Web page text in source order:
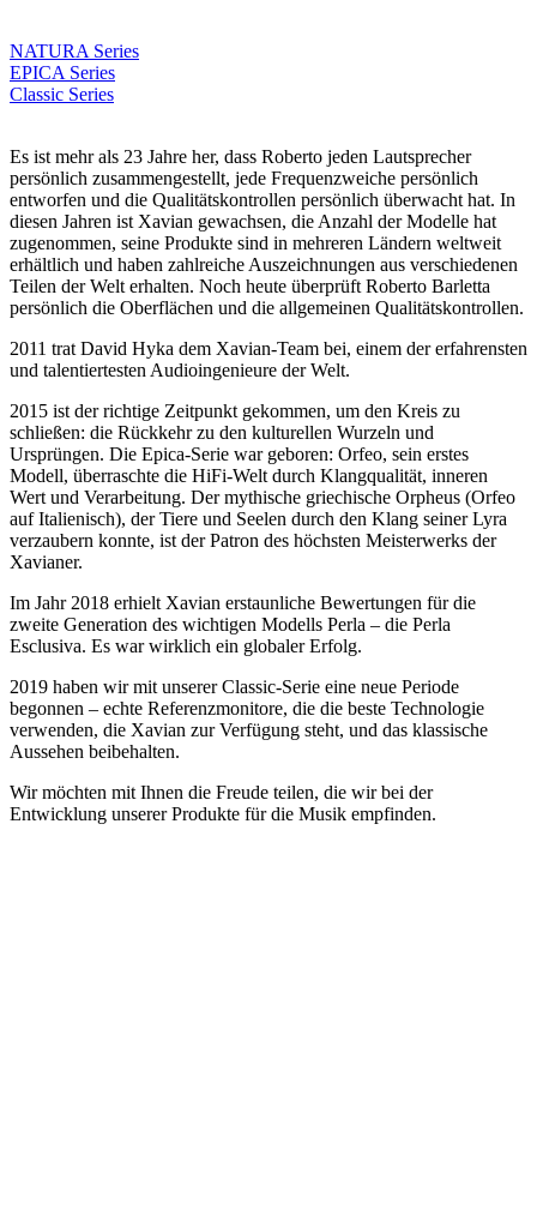
NATURA Series
EPICA Series
Classic Series
Es ist mehr als 23 Jahre her, dass Roberto jeden Lautsprecher
persönlich zusammengestellt, jede Frequenzweiche persönlich
entworfen und die Qualitätskontrollen persönlich überwacht hat. In
diesen Jahren ist Xavian gewachsen, die Anzahl der Modelle hat
zugenommen, seine Produkte sind in mehreren Ländern weltweit
erhältlich und haben zahlreiche Auszeichnungen aus verschiedenen
Teilen der Welt erhalten. Noch heute überprüft Roberto Barletta
persönlich die Oberflächen und die allgemeinen Qualitätskontrollen.
2011 trat David Hyka dem Xavian-Team bei, einem der erfahrensten
und talentiertesten Audioingenieure der Welt.
2015 ist der richtige Zeitpunkt gekommen, um den Kreis zu
schließen: die Rückkehr zu den kulturellen Wurzeln und
Ursprüngen. Die Epica-Serie war geboren: Orfeo, sein erstes
Modell, überraschte die HiFi-Welt durch Klangqualität, inneren
Wert und Verarbeitung. Der mythische griechische Orpheus (Orfeo
auf Italienisch), der Tiere und Seelen durch den Klang seiner Lyra
verzaubern konnte, ist der Patron des höchsten Meisterwerks der
Xavianer.
Im Jahr 2018 erhielt Xavian erstaunliche Bewertungen für die
zweite Generation des wichtigen Modells Perla – die Perla
Esclusiva. Es war wirklich ein globaler Erfolg.
2019 haben wir mit unserer Classic-Serie eine neue Periode
begonnen – echte Referenzmonitore, die die beste Technologie
verwenden, die Xavian zur Verfügung steht, und das klassische
Aussehen beibehalten.
Wir möchten mit Ihnen die Freude teilen, die wir bei der
Entwicklung unserer Produkte für die Musik empfinden.